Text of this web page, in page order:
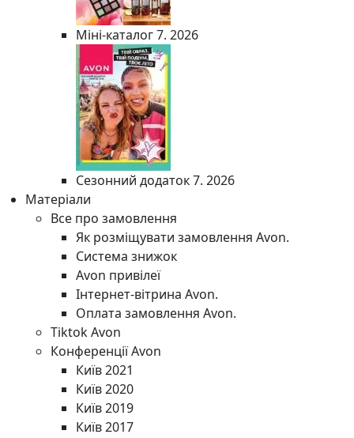
Міні-каталог 7. 2026
Сезонний додаток 7. 2026
Матеріали
Все про замовлення
Як розміщувати замовлення Avon.
Система знижок
Avon привілеї
Інтернет-вітрина Avon.
Оплата замовлення Avon.
Tiktok Avon
Конференції Avon
Київ 2021
Київ 2020
Київ 2019
Київ 2017